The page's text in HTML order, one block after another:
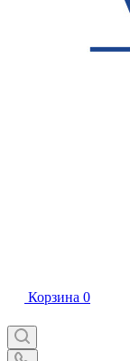
Корзина 0